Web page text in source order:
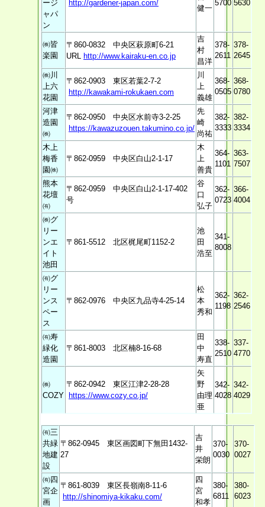
ージ
ャパ
ン
http://gardener-japan.com/
健一
5700 5630
㈱皆
楽園
〒860-0832 中央区萩原町6-21
URL http://www.kairaku-en.co.jp
吉
村
昌洋
378-
2611
378-
2645
㈱川
上六
花園
〒862-0903 東区若葉2-7-2
http://kawakami-rokukaen.com
川
上
義雄
368-
0505
368-
0780
河津
造園
㈱
〒862-0950 中央区水前寺3-2-25
https://kawazuzouen.takumino.co.jp/
先
崎
尚祐
382-
3333
382-
3334
木上
梅香
園㈱
〒862-0959 中央区白山2-1-17
木
上
善貴
364-
1101
363-
7507
熊本
花壇
㈲
〒862-0959 中央区白山2-1-17-402
号
谷
口
弘子
362-
0723
366-
4004
㈱グ
リー
ンエ
イト
池田
〒861-5512 北区梶尾町1152-2
池
田
浩至
341-
8008
㈲グ
リー
ンス
ペー
ス
〒862-0976 中央区九品寺4-25-14
松
本
秀和
362-
1198
362-
2546
㈲寿
緑化
造園
〒861-8003 北区楠8-16-68
田
中
寿直
338-
2510
337-
4770
㈱
COZY
〒862-0942 東区江津2-28-28
https://www.cozy.co.jp/
矢
野
由理
亜
342-
4028
342-
4029
㈲三
共緑
地建
設
〒862-0945 東区画図町下無田1432-
27
吉
井
栄朗
370-
0030
370-
0027
㈲四
宮企
画
〒861-8039 東区長嶺南8-11-6
http://shinomiya-kikaku.com/
四
宮
和孝
380-
6811
380-
6023